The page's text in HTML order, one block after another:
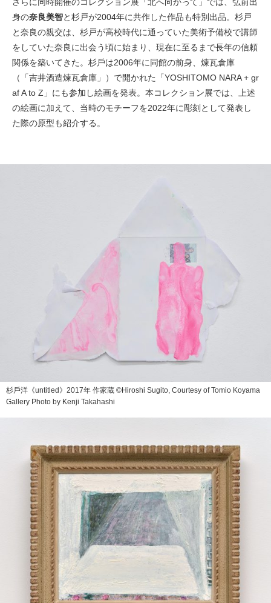
さらに同時開催のコレクション展「北へ向かって」では、弘前出
⾝の奈良美智と杉戸が2004年に共作した作品も特別出品。杉戸
と奈良の親交は、杉戸が高校時代に通っていた美術予備校で講師
をしていた奈良に出会う頃に始まり、現在に至るまで長年の信頼
関係を築いてきた。杉⼾は2006年に同館の前身、煉⽡倉庫
（「吉井酒造煉⽡倉庫」）で開かれた「YOSHITOMO NARA + gr
af A to Z」にも参加し絵画を発表。本コレクション展では、上述
の絵画に加えて、当時のモチーフを2022年に彫刻として発表し
た際の原型も紹介する。
杉⼾洋《untitled》2017年 作家蔵 ©Hiroshi Sugito, Courtesy of Tomio Koyama
Gallery Photo by Kenji Takahashi